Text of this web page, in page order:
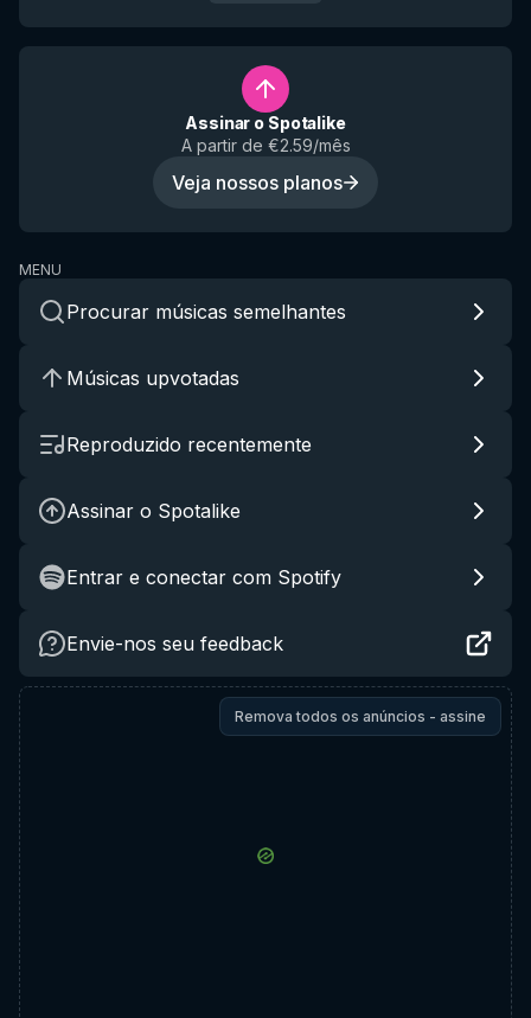
Assinar o Spotalike
A partir de €2.59/mês
Veja nossos planos
MENU
Procurar músicas semelhantes
Músicas upvotadas
Reproduzido recentemente
Assinar o Spotalike
Entrar e conectar com Spotify
Envie-nos seu feedback
Remova todos os anúncios - assine